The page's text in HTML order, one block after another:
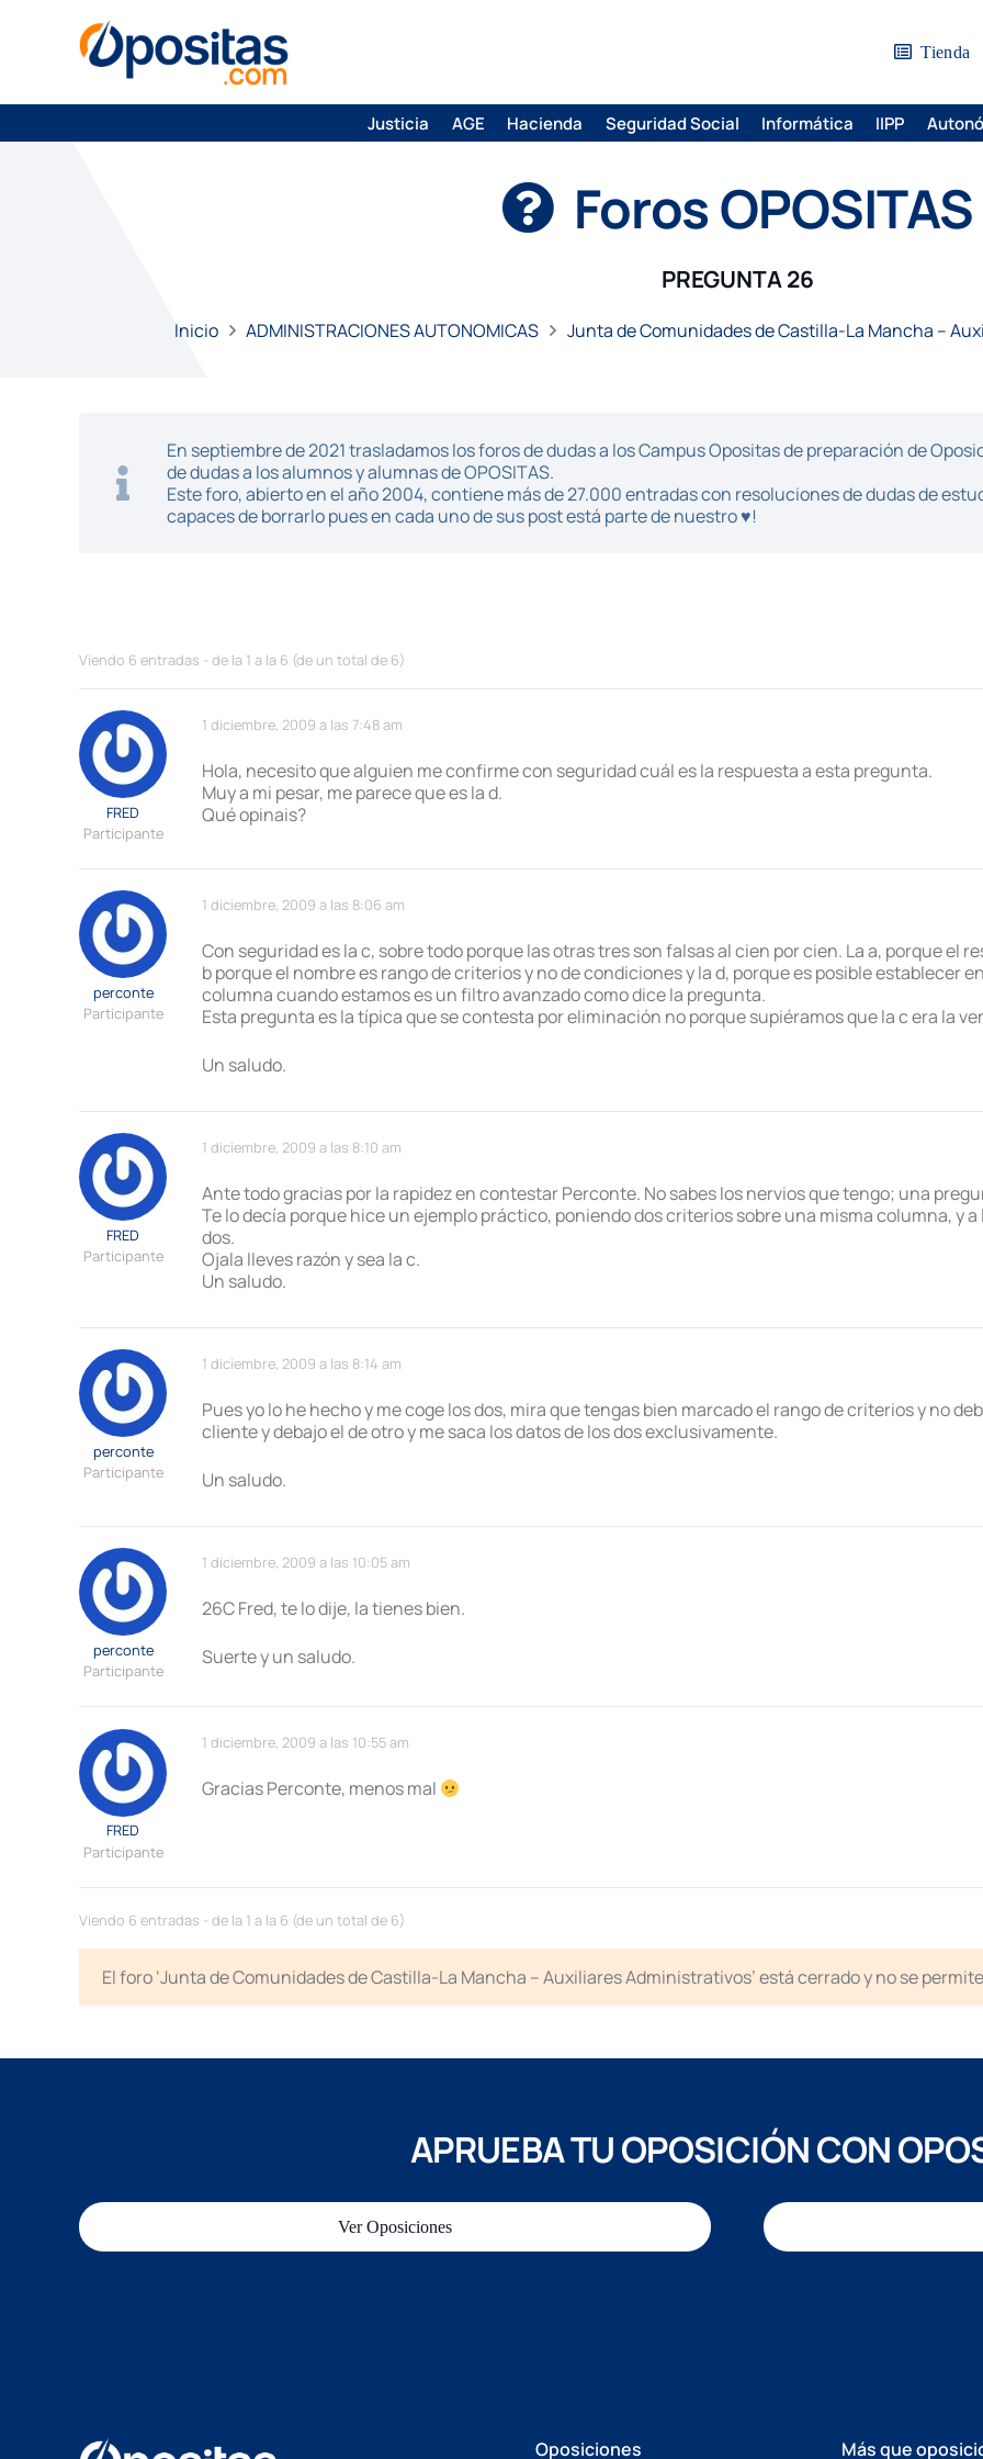
Tienda
Justicia AGE Hacienda Seguridad Social Informática IIPP
Foros OPOSITAS
PREGUNTA 26
Inicio ADMINISTRACIONES AUTONOMICAS Junta de Comunidades de Castilla-La Mancha –
En septiembre de 2021 trasladamos los foros de dudas a los Campus Opositas de preparación de
de dudas a los alumnos y alumnas de OPOSITAS.
Este foro, abierto en el año 2004, contiene más de 27.000 entradas con resoluciones de dudas de
capaces de borrarlo pues en cada uno de sus post está parte de nuestro ♥!
Viendo 6 entradas - de la 1 a la 6 (de un total de 6)
1 diciembre, 2009 a las 7:48 am
FRED
Participante
Hola, necesito que alguien me confirme con seguridad cuál es la respuesta a esta pregunta.
Muy a mi pesar, me parece que es la d.
Qué opinais?
1 diciembre, 2009 a las 8:06 am
perconte
Participante
Con seguridad es la c, sobre todo porque las otras tres son falsas al cien por cien. La a, porque el
b porque el nombre es rango de criterios y no de condiciones y la d, porque es posible establecer
columna cuando estamos es un filtro avanzado como dice la pregunta.
Esta pregunta es la típica que se contesta por eliminación no porque supiéramos que la c era la
Un saludo.
1 diciembre, 2009 a las 8:10 am
FRED
Participante
Ante todo gracias por la rapidez en contestar Perconte. No sabes los nervios que tengo; una
Te lo decía porque hice un ejemplo práctico, poniendo dos criterios sobre una misma columna, y
dos.
Ojala lleves razón y sea la c.
Un saludo.
1 diciembre, 2009 a las 8:14 am
perconte
Participante
Pues yo lo he hecho y me coge los dos, mira que tengas bien marcado el rango de criterios y no
cliente y debajo el de otro y me saca los datos de los dos exclusivamente.
Un saludo.
1 diciembre, 2009 a las 10:05 am
perconte
Participante
26C Fred, te lo dije, la tienes bien.
Suerte y un saludo.
1 diciembre, 2009 a las 10:55 am
FRED
Participante
Gracias Perconte, menos mal
Viendo 6 entradas - de la 1 a la 6 (de un total de 6)
El foro ‘Junta de Comunidades de Castilla-La Mancha – Auxiliares Administrativos’ está cerrado y no se
APRUEBA TU OPOSICIÓN CON
Ver Oposiciones
Oposiciones Más que